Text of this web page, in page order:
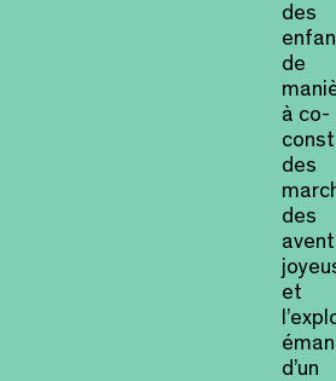
des
de
à co-
des
des
et
d’un